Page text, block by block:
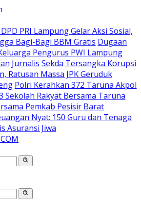
PRI Lampung Gelar Aksi Sosial,
Bagi-Bagi BBM Gratis Dugaan
Pengurus PWI Lampung
Jurnalis Sekda Tersangka Korupsi
Ratusan Massa JPK Geruduk
Polri Kerahkan 372 Taruna Akpol
Sekolah Rakyat Bersama Taruna
Pemkab Pesisir Barat
Nyat: 150 Guru dan Tenaga
Asuransi Jiwa